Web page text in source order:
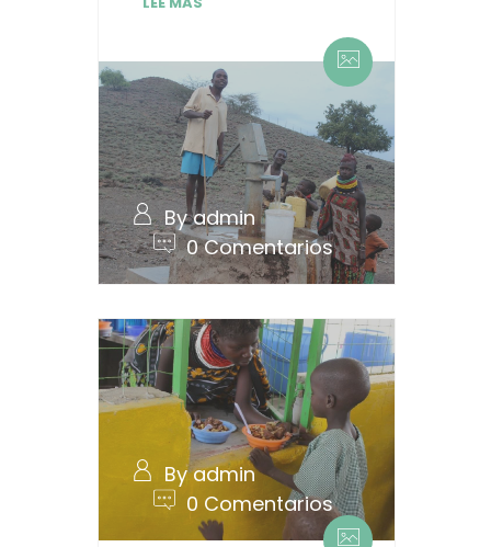
By admin
0 Comentarios
By admin
0 Comentarios